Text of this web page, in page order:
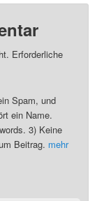
Erforderliche
Spam, und
ein Name.
3) Keine
Beitrag. mehr